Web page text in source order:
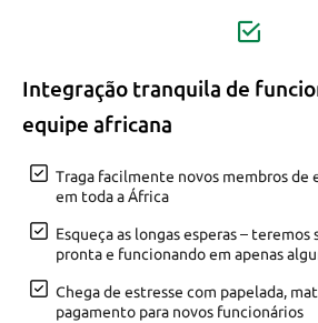
Integração tranquila de
equipe africana
Traga facilmente novos membros de
em toda a África
Esqueça as longas esperas –
pronta e funcionando em apenas
Chega de estresse com papelada,
pagamento para novos funcionários